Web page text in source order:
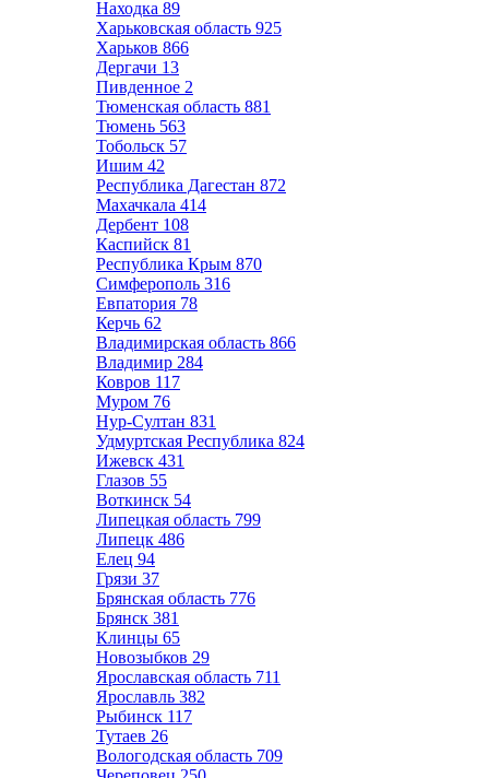
Находка 89
Харьковская область 925
Харьков 866
Дергачи 13
Пивденное 2
Тюменская область 881
Тюмень 563
Тобольск 57
Ишим 42
Республика Дагестан 872
Махачкала 414
Дербент 108
Каспийск 81
Республика Крым 870
Симферополь 316
Евпатория 78
Керчь 62
Владимирская область 866
Владимир 284
Ковров 117
Муром 76
Нур-Султан 831
Удмуртская Республика 824
Ижевск 431
Глазов 55
Воткинск 54
Липецкая область 799
Липецк 486
Елец 94
Грязи 37
Брянская область 776
Брянск 381
Клинцы 65
Новозыбков 29
Ярославская область 711
Ярославль 382
Рыбинск 117
Тутаев 26
Вологодская область 709